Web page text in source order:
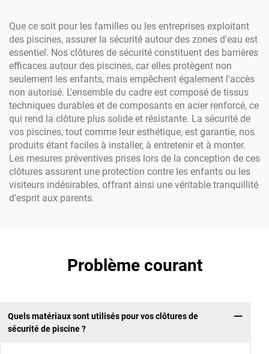
Que ce soit pour les familles ou les entreprises exploitant
des piscines, assurer la sécurité autour des zones d'eau est
essentiel. Nos clôtures de sécurité constituent des barrières
efficaces autour des piscines, car elles protègent non
seulement les enfants, mais empêchent également l'accès
non autorisé. L'ensemble du cadre est composé de tissus
techniques durables et de composants en acier renforcé, ce
qui rend la clôture plus solide et résistante. La sécurité de
vos piscines, tout comme leur esthétique, est garantie, nos
produits étant faciles à installer, à entretenir et à monter.
Les mesures préventives prises lors de la conception de ces
clôtures assurent une protection contre les enfants ou les
visiteurs indésirables, offrant ainsi une véritable tranquillité
d'esprit aux parents.
Problème courant
Quels matériaux sont utilisés pour vos clôtures de
sécurité de piscine ?